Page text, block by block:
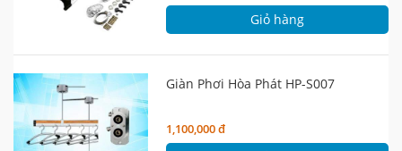
Giỏ hàng
Giàn Phơi Hòa Phát HP-S007
1,100,000 đ